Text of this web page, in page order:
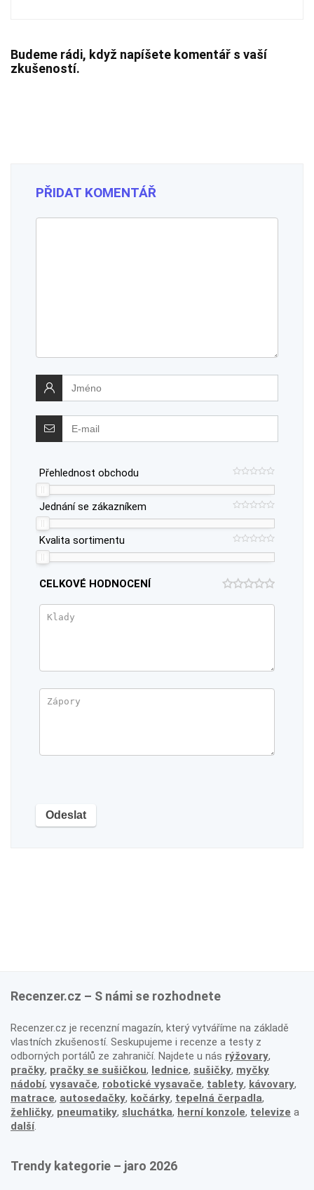
Budeme rádi, když napíšete komentář s vaší
zkušeností.
PŘIDAT KOMENTÁŘ
Přehlednost obchodu
Jednání se zákazníkem
Kvalita sortimentu
CELKOVÉ HODNOCENÍ
Recenzer.cz – S námi se rozhodnete
Recenzer.cz je recenzní magazín, který vytváříme na základě
vlastních zkušeností. Seskupujeme i recenze a testy z
odborných portálů ze zahraničí. Najdete u nás rýžovary,
pračky, pračky se sušičkou, lednice, sušičky, myčky
nádobí, vysavače, robotické vysavače, tablety, kávovary,
matrace, autosedačky, kočárky, tepelná čerpadla,
žehličky, pneumatiky, sluchátka, herní konzole, televize a
další.
Trendy kategorie – jaro 2026